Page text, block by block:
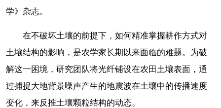
学》杂志。
在不破坏土壤的前提下，如何精准掌握耕作方式对
土壤结构的影响，是农学家长期以来面临的难题。为破
解这一困境，研究团队将光纤铺设在农田土壤表面，通
过捕捉大地背景噪声产生的地震波在土壤中的传播速度
变化，来反推土壤颗粒结构的动态。